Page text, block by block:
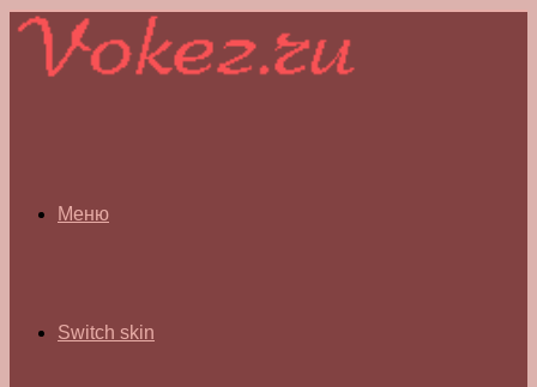
Меню
Switch skin